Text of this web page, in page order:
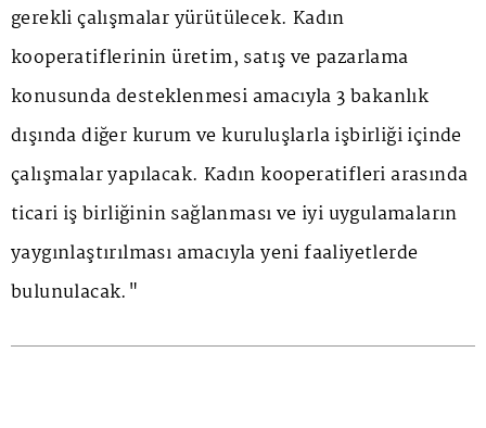
gerekli çalışmalar yürütülecek. Kadın
kooperatiflerinin üretim, satış ve pazarlama
konusunda desteklenmesi amacıyla 3 bakanlık
dışında diğer kurum ve kuruluşlarla işbirliği içinde
çalışmalar yapılacak. Kadın kooperatifleri arasında
ticari iş birliğinin sağlanması ve iyi uygulamaların
yaygınlaştırılması amacıyla yeni faaliyetlerde
bulunulacak."